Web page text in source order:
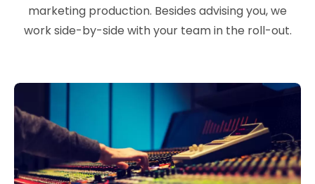
marketing production. Besides advising you, we
work side-by-side with your team in the roll-out.